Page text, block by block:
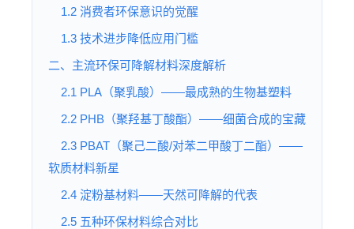
1.2 消费者环保意识的觉醒
1.3 技术进步降低应用门槛
二、主流环保可降解材料深度解析
2.1 PLA（聚乳酸）——最成熟的生物基塑料
2.2 PHB（聚羟基丁酸酯）——细菌合成的宝藏
2.3 PBAT（聚己二酸/对苯二甲酸丁二酯）——
软质材料新星
2.4 淀粉基材料——天然可降解的代表
2.5 五种环保材料综合对比